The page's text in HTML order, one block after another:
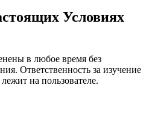
Условиях
в любое время без
Ответственность за изучение
на пользователе.